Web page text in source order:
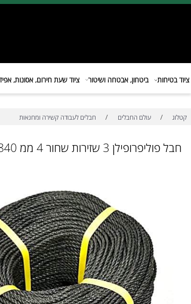
ביטחון, אבטחה ושיטור ציוד שעת חירום, אסונות, אפידמיה
עולם החבלים / חבלים לעבודה קשירה ומחנאות
3 שזירות שחור 4 ממ 840 מטר